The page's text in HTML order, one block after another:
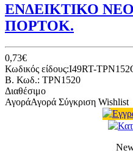
ΕΝΔΕΙΚΤΙΚΟ
ΠΟΡΤΟΚ.
0,73€
Κωδικός είδους:I49RT-
B. Κωδ.: TPN1520
Διαθέσιμο
ΑγοράΑγορά Σύγκριση Wishlist